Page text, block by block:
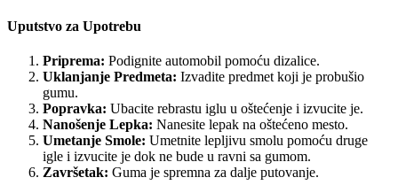
Uputstvo za Upotrebu
Priprema: Podignite automobil pomoću dizalice.
Uklanjanje Predmeta: Izvadite predmet koji je probušio
gumu.
Popravka: Ubacite rebrastu iglu u oštećenje i izvucite je.
Nanošenje Lepka: Nanesite lepak na oštećeno mesto.
Umetanje Smole: Umetnite lepljivu smolu pomoću druge
igle i izvucite je dok ne bude u ravni sa gumom.
Završetak: Guma je spremna za dalje putovanje.